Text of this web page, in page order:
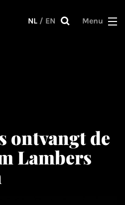
NL / EN Menu
ontvangt de
Lambers